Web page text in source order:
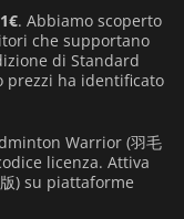
1.11€
. Abbiamo scoperto
che supportano
di Standard
prezzi ha identificato
Warrior (羽毛
licenza. Attiva
) su piattaforme